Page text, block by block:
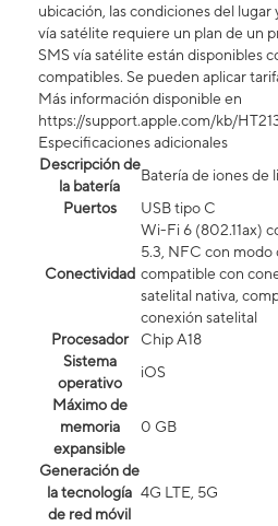
ubicación, las condiciones del
vía satélite requiere un plan de un
SMS vía satélite están disponibles
compatibles. Se pueden aplicar
Más información disponible en
https://support.apple.com/kb/
Especificaciones adicionales
Descripción de
la batería
Batería de iones de
Puertos
USB tipo C
Conectividad
Wi-Fi 6 (802.11ax)
5.3, NFC con modo
compatible con
satelital nativa,
conexión satelital​​​​​​​
Procesador
Chip A18
Sistema
operativo
iOS
Máximo de
memoria
expansible
0 GB
Generación de
la tecnología
de red móvil
4G LTE, 5G